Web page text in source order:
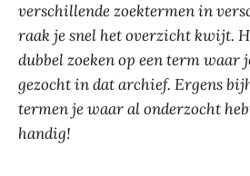
verschillende zoektermen in
raak je snel het overzicht kwijt.
dubbel zoeken op een term waar
gezocht in dat archief. Ergens
termen je waar al onderzocht
handig!